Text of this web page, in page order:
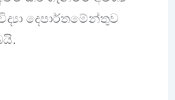
දෙපාර්තමේන්තුව